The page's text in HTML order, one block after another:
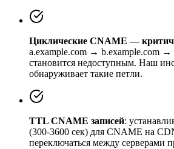
Циклические CNAME —
a.example.com → b.example.com →
становится недоступным. Наш
обнаруживает такие петли.
TTL CNAME записей:
(300-3600 сек) для CNAME на
переключаться между серверами